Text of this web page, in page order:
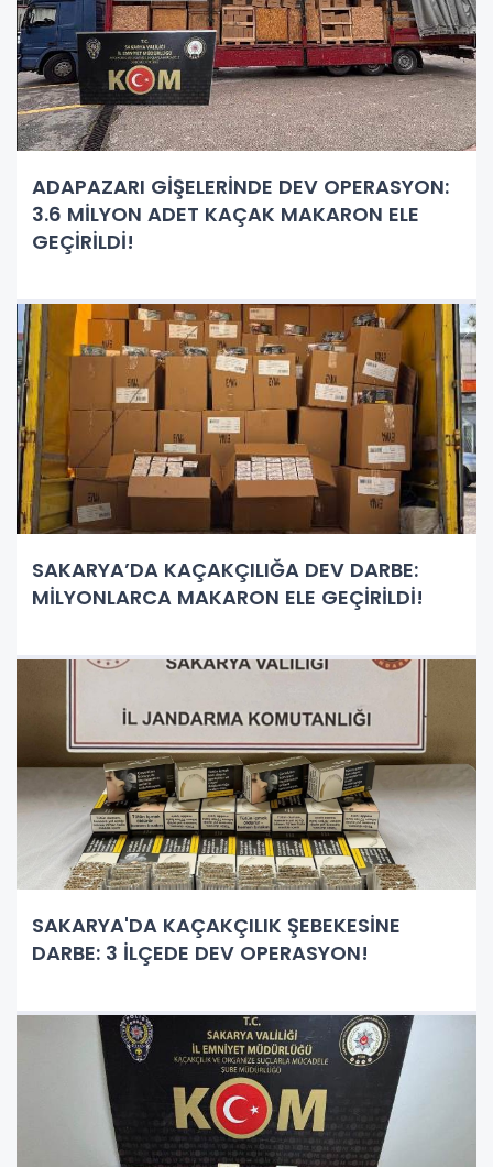
ADAPAZARI GİŞELERİNDE DEV OPERASYON:
3.6 MİLYON ADET KAÇAK MAKARON ELE
GEÇİRİLDİ!
SAKARYA’DA KAÇAKÇILIĞA DEV DARBE:
MİLYONLARCA MAKARON ELE GEÇİRİLDİ!
SAKARYA'DA KAÇAKÇILIK ŞEBEKESİNE
DARBE: 3 İLÇEDE DEV OPERASYON!